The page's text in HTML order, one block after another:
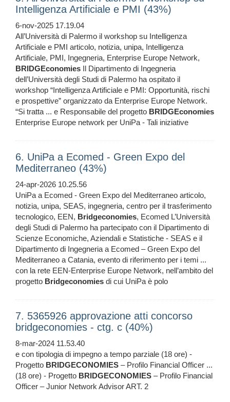
Intelligenza Artificiale e PMI (43%)
6-nov-2025 17.19.04
All’Università di Palermo il workshop su Intelligenza
Artificiale e PMI articolo, notizia, unipa, Intelligenza
Artificiale, PMI, Ingegneria, Enterprise Europe Network,
BRIDGEconomies Il Dipartimento di Ingegneria
dell’Università degli Studi di Palermo ha ospitato il
workshop “Intelligenza Artificiale e PMI: Opportunità, rischi
e prospettive” organizzato da Enterprise Europe Network.
“Si tratta ... e Responsabile del progetto BRIDGEconomies
Enterprise Europe network per UniPa - Tali iniziative
6. UniPa a Ecomed - Green Expo del
Mediterraneo (43%)
24-apr-2026 10.25.56
UniPa a Ecomed - Green Expo del Mediterraneo articolo,
notizia, unipa, SEAS, ingegneria, centro per il trasferimento
tecnologico, EEN, Bridgeconomies, Ecomed L’Università
degli Studi di Palermo ha partecipato con il Dipartimento di
Scienze Economiche, Aziendali e Statistiche - SEAS e il
Dipartimento di Ingegneria a Ecomed – Green Expo del
Mediterraneo a Catania, evento di riferimento per i temi ...
con la rete EEN-Enterprise Europe Network, nell’ambito del
progetto Bridgeconomies di cui UniPa è polo
7. 5365926 approvazione atti concorso
bridgeconomies - ctg. c (40%)
8-mar-2024 11.53.40
e con tipologia di impegno a tempo parziale (18 ore) -
Progetto BRIDGECONOMIES – Profilo Financial Officer ...
(18 ore) - Progetto BRIDGECONOMIES – Profilo Financial
Officer – Junior Network Advisor ART. 2